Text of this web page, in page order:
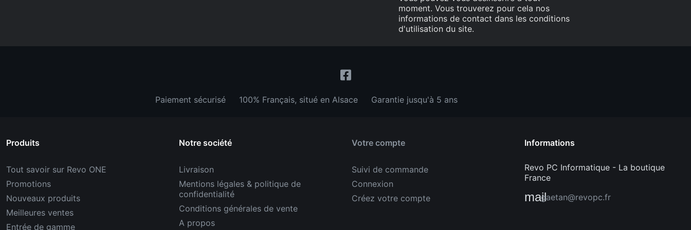
moment. Vous trouverez pour cela nos
informations de contact dans les conditions
d'utilisation du site.
Paiement sécurisé 100% Français, situé en Alsace Garantie jusqu'à 5 ans
Produits
Tout savoir sur Revo ONE
Promotions
Nouveaux produits
Meilleures ventes
Entrée de gamme
Notre société
Livraison
Mentions légales & politique de
confidentialité
Conditions générales de vente
A propos
Votre compte
Suivi de commande
Connexion
Créez votre compte
Informations
Revo PC Informatique - La boutique
France
mailgaetan@revopc.fr